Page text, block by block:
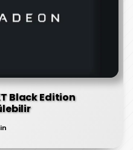
Black Edition